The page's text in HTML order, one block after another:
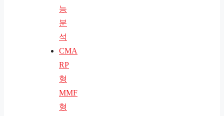
능
분
석
CMA
RP
형
MMF
형